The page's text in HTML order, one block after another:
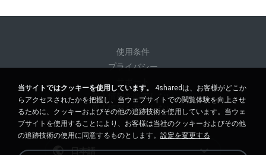
使用条件
プライバシー
個人情報を販売しない
個人情報を共有しない
日本語
当サイトではクッキーを使用しています。
4sharedは、お客様がどこか
らアクセスされたかを把握し、当ウェブサイトでの閲覧体験を向上させ
るために、クッキーおよびその他の追跡技術を使用しています。当ウェ
ブサイトを使用することにより、お客様は当社のクッキーおよびその他
の追跡技術の使用に同意するものとします。 設定を変更する